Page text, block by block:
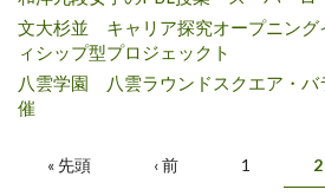
文大杉並 キャリア探究オープニン
ィシップ型プロジェックト
八雲学園 八雲ラウンドスクエア・バ
催
ページ
« 先頭 ‹ 前 1 2